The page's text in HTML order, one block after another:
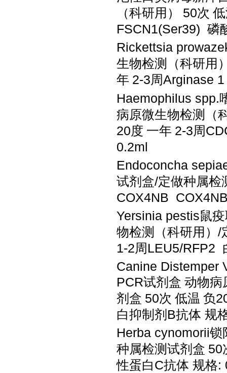
（科研用）
50次
FSCN1(Ser39) 磷
Rickettsia
生物检测（科研用
年 2-3周Arginase
Haemophilus spp.
病原微生物检测（
20度 一年 2-3周
0.2ml
Endoconcha
试剂盒/定做种属检
COX4NB
Yersinia pestis鼠
物检测（科研用） /
1-2周LEU5/RFP2
Canine Distemper
PCR试剂盒 动物病
剂盒 50次 低温 负
白抑制剂B抗体 规
Herba cynomorii
种属检测试剂盒 50
性蛋白C抗体 规格: